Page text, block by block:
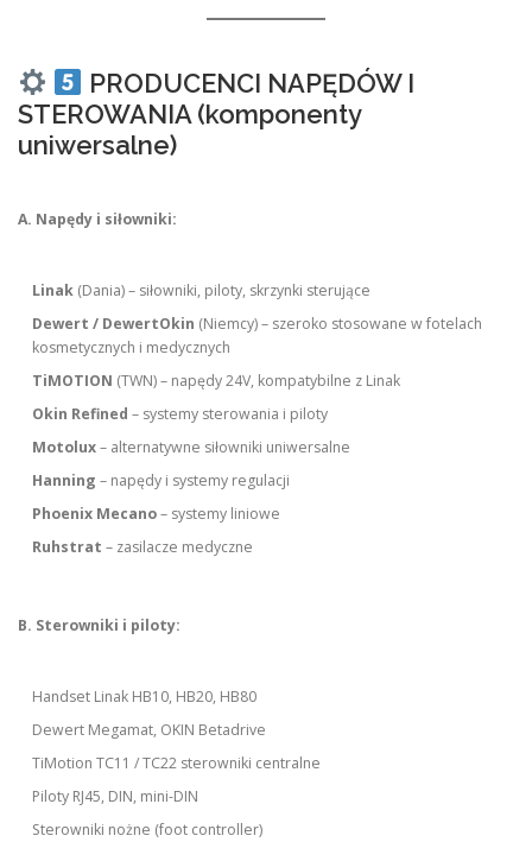
PRODUCENCI NAPĘDÓW I
STEROWANIA (komponenty
uniwersalne)
A. Napędy i siłowniki:
Linak (Dania) – siłowniki, piloty, skrzynki sterujące
Dewert / DewertOkin (Niemcy) – szeroko stosowane w fotelach
kosmetycznych i medycznych
TiMOTION (TWN) – napędy 24V, kompatybilne z Linak
Okin Refined – systemy sterowania i piloty
Motolux– alternatywne siłowniki uniwersalne
Hanning – napędy i systemy regulacji
Phoenix Mecano– systemy liniowe
Ruhstrat – zasilacze medyczne
B. Sterowniki i piloty:
Handset Linak HB10, HB20, HB80
Dewert Megamat, OKIN Betadrive
TiMotion TC11 / TC22 sterowniki centralne
Piloty RJ45, DIN, mini-DIN
Sterowniki nożne (foot controller)